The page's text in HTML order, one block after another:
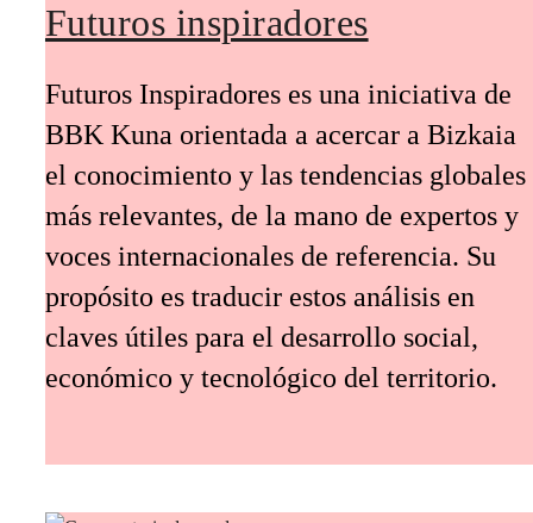
Futuros inspiradores
Futuros Inspiradores es una iniciativa de
BBK Kuna orientada a acercar a Bizkaia
el conocimiento y las tendencias globales
más relevantes, de la mano de expertos y
voces internacionales de referencia. Su
propósito es traducir estos análisis en
claves útiles para el desarrollo social,
económico y tecnológico del territorio.